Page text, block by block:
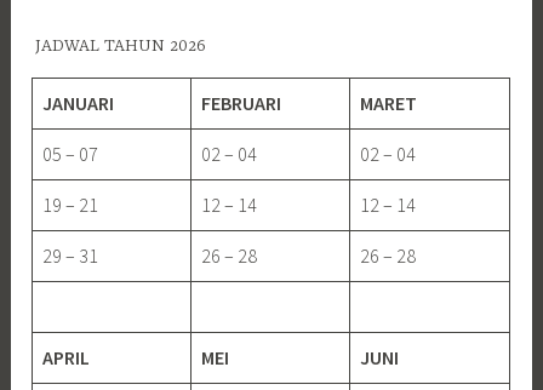
JADWAL TAHUN 2026
JANUARI FEBRUARI MARET
05 – 07 02 – 04 02 – 04
19 – 21 12 – 14 12 – 14
29 – 31 26 – 28 26 – 28
APRIL MEI JUNI